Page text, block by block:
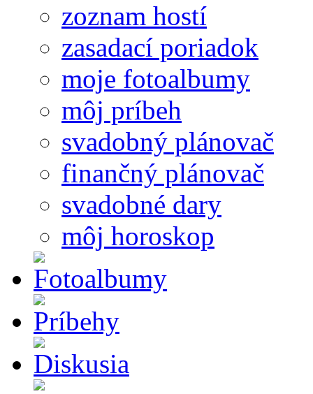
zoznam hostí
zasadací poriadok
moje fotoalbumy
môj príbeh
svadobný plánovač
finančný plánovač
svadobné dary
môj horoskop